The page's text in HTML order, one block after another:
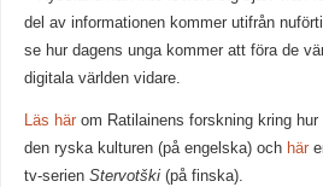
del av informationen kommer utifrån
se hur dagens unga kommer att föra de
digitala världen vidare.
Läs härom Ratilainens forskning kring hur
den ryska kulturen (på engelska) och här
tv-serien Stervotški (på finska).